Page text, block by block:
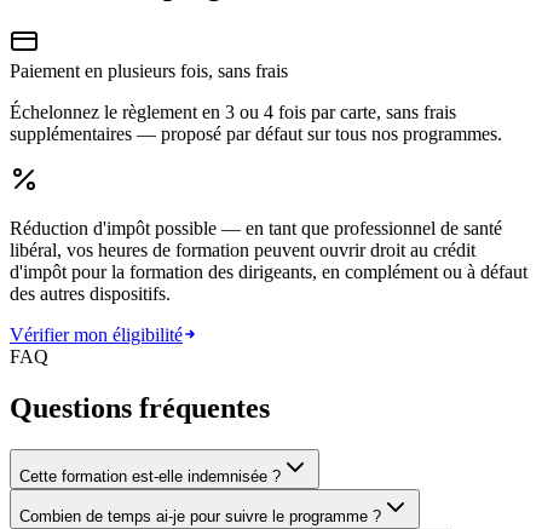
Paiement en plusieurs fois, sans frais
Échelonnez le règlement en 3 ou 4 fois par carte, sans frais
supplémentaires — proposé par défaut sur tous nos programmes.
Réduction d'impôt possible — en tant que professionnel de santé
libéral, vos heures de formation peuvent ouvrir droit au crédit
d'impôt pour la formation des dirigeants, en complément ou à défaut
des autres dispositifs.
Vérifier mon éligibilité
FAQ
Questions fréquentes
Cette formation est-elle indemnisée ?
Combien de temps ai-je pour suivre le programme ?